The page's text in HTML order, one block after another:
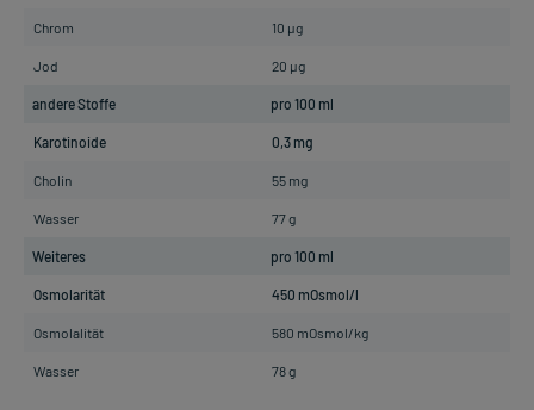
Chrom 10 µg
Jod 20 µg
andere Stoffe pro 100 ml
Karotinoide 0,3 mg
Cholin 55 mg
Wasser 77 g
Weiteres pro 100 ml
Osmolarität 450 mOsmol/l
Osmolalität 580 mOsmol/kg
Wasser 78 g